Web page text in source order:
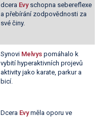
dcera Evy schopna sebereflexe
a přebírání zodpovědnosti za
své činy.
Synovi Melvys pomáhalo k
vybití hyperaktivních projevů
aktivity jako karate, parkur a
bicí.
Dcera Evyměla oporu ve